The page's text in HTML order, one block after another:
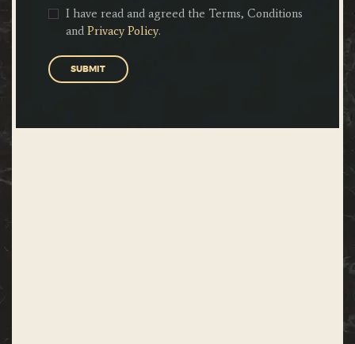
I have read and agreed the Terms, Conditions
andPrivacy Policy.